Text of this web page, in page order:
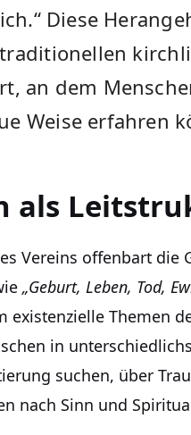
Diese
an dem
Weise erfahren
als
Vereins offenbart die
„Geburt, Leben, Tod,
existenzielle Themen
in
suchen, über
nach Sinn und